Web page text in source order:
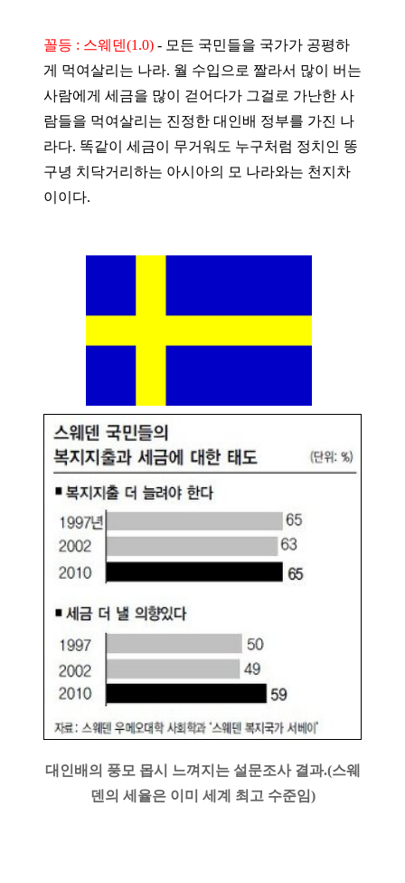
꼴등 : 스웨덴(1.0) - 모든 국민들을 국가가 공평하
게 먹여살리는 나라. 월 수입으로 짤라서 많이 버는
사람에게 세금을 많이 걷어다가 그걸로 가난한 사
람들을 먹여살리는 진정한 대인배 정부를 가진 나
라다. 똑같이 세금이 무거워도 누구처럼 정치인 똥
구녕 치닥거리하는 아시아의 모 나라와는 천지차
이이다.
대인배의 풍모 몹시 느껴지는 설문조사 결과.(스웨
덴의 세율은 이미 세계 최고 수준임)